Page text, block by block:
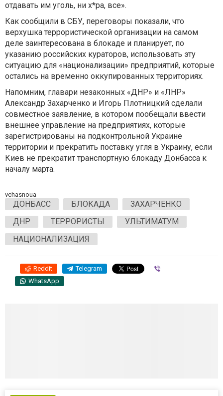
отдавать им уголь, ни х*ра, все».
Как сообщили в СБУ, переговоры показали, что
верхушка террористической организации на самом
деле заинтересована в блокаде и планирует, по
указанию российских кураторов, использовать эту
ситуацию для «национализации» предприятий, которые
остались на временно оккупированных территориях.
Напомним, главари незаконных «ДНР» и «ЛНР»
Александр Захарченко и Игорь Плотницкий сделали
совместное заявление, в котором пообещали ввести
внешнее управление на предприятиях, которые
зарегистрированы на подконтрольной Украине
территории и прекратить поставку угля в Украину, если
Киев не прекратит транспортную блокаду Донбасса к
началу марта.
vchasnoua
ДОНБАСС БЛОКАДА
ЗАХАРЧЕНКО
ДНР
ТЕРРОРИСТЫ
УЛЬТИМАТУМ
НАЦИОНАЛИЗАЦИЯ
Reddit Telegram
WhatsApp